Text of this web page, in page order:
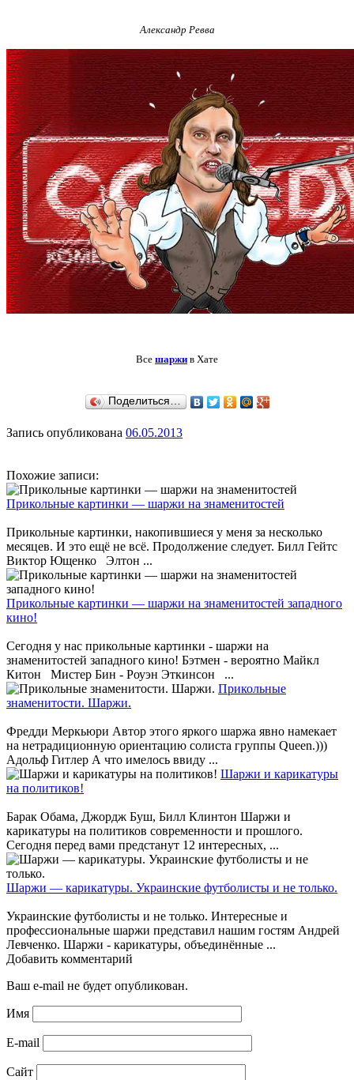
Александр Ревва
Все шаржи в Хате
Поделиться…
Запись опубликована 06.05.2013
Похожие записи:
Прикольные картинки — шаржи на знаменитостей
Прикольные картинки, накопившиеся у меня за несколько
месяцев. И это ещё не всё. Продолжение следует. Билл Гейтс
Виктор Ющенко Элтон ...
Прикольные картинки — шаржи на знаменитостей западного
кино!
Сегодня у нас прикольные картинки - шаржи на
знаменитостей западного кино! Бэтмен - вероятно Майкл
Китон Мистер Бин - Роуэн Эткинсон ...
Прикольные
знаменитости. Шаржи.
Фредди Меркьюри Автор этого яркого шаржа явно намекает
на нетрадиционную ориентацию солиста группы Queen.)))
Адольф Гитлер А что имелось ввиду ...
Шаржи и карикатуры
на политиков!
Барак Обама, Джордж Буш, Билл Клинтон Шаржи и
карикатуры на политиков современности и прошлого.
Сегодня перед вами предстанут 12 интересных, ...
Шаржи — карикатуры. Украинские футболисты и не только.
Украинские футболисты и не только. Интересные и
профессиональные шаржи представил нашим гостям Андрей
Левченко. Шаржи - карикатуры, объединённые ...
Добавить комментарий
Ваш e-mail не будет опубликован.
Имя
E-mail
Сайт